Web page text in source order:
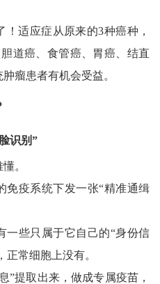
适应症从原来的3种癌种，
道癌、食管癌、胃癌、结直
瘤患者有机会受益。
识别”
。
免疫系统下发一张“精准通缉
一些只属于它自己的“身份信
正常细胞上没有。
”提取出来，做成专属疫苗，